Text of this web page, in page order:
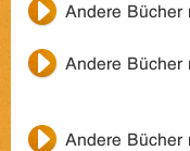
Andere Bücher
Andere Bücher
Andere Bücher